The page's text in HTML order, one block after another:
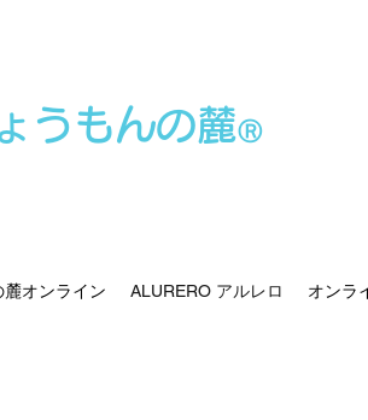
うもんの麓Ⓡ
麓オンライン ALURERO アルレロ オンラ